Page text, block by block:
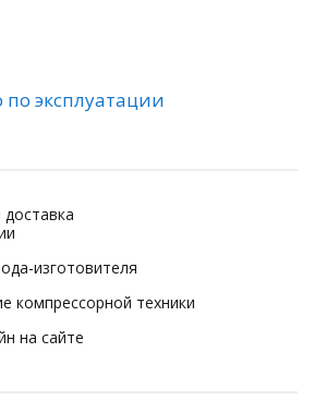
по эксплуатации
изготовителя
компрессорной техники
на сайте